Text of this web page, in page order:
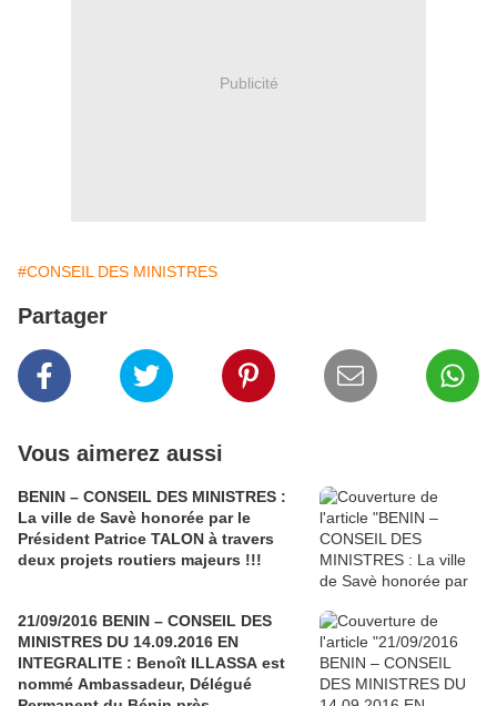
Publicité
#CONSEIL DES MINISTRES
Partager
Vous aimerez aussi
BENIN – CONSEIL DES MINISTRES :
La ville de Savè honorée par le
Président Patrice TALON à travers
deux projets routiers majeurs !!!
21/09/2016 BENIN – CONSEIL DES
MINISTRES DU 14.09.2016 EN
INTEGRALITE : Benoît ILLASSA est
nommé Ambassadeur, Délégué